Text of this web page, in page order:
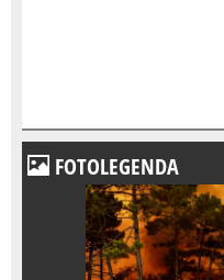
FOTOLEGENDA